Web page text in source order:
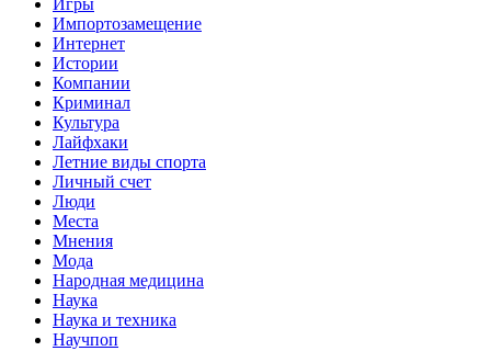
Импортозамещение
Интернет
Истории
Компании
Криминал
Культура
Лайфхаки
Летние виды спорта
Личный счет
Люди
Места
Мнения
Мода
Народная медицина
Наука
Наука и техника
Научпоп